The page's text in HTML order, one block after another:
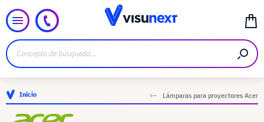
Inicio Lámparas para proyectores Acer